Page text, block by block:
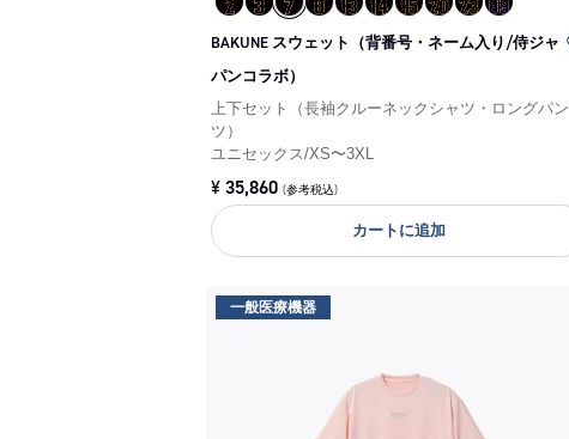
BAKUNE スウェット（背番号・ネーム入り/侍ジャ
パンコラボ）
上下セット（長袖クルーネックシャツ・ロングパン
ツ）
ユニセックス/XS〜3XL
¥ 35,860 (参考税込)
カートに追加
一般医療機器